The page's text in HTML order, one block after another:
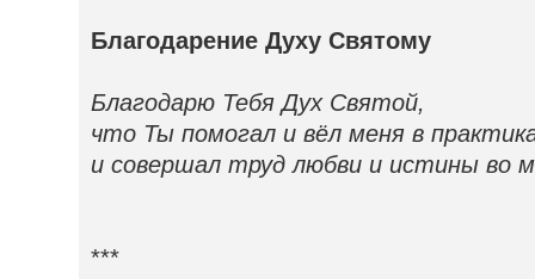
Благодарение Духу Святому
Благодарю Тебя Дух Святой,
что Ты помогал и вёл меня в
и совершал труд любви и истины во
***